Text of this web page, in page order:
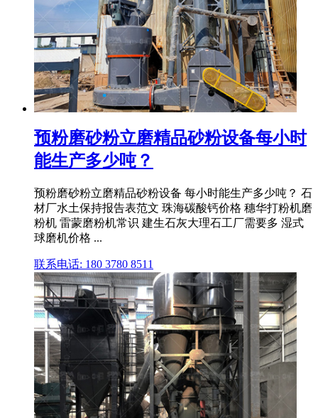
预粉磨砂粉立磨精品砂粉设备每小时
能生产多少吨？
预粉磨砂粉立磨精品砂粉设备 每小时能生产多少吨？ 石
材厂水土保持报告表范文 珠海碳酸钙价格 穗华打粉机磨
粉机 雷蒙磨粉机常识 建生石灰大理石工厂需要多 湿式
球磨机价格 ...
联系电话: 180 3780 8511